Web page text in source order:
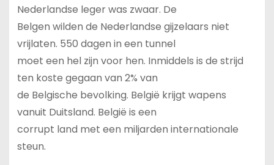
Nederlandse leger was zwaar. De
Belgen wilden de Nederlandse gijzelaars niet
vrijlaten. 550 dagen in een tunnel
moet een hel zijn voor hen. Inmiddels is de strijd
ten koste gegaan van 2% van
de Belgische bevolking. België krijgt wapens
vanuit Duitsland. België is een
corrupt land met een miljarden internationale
steun.